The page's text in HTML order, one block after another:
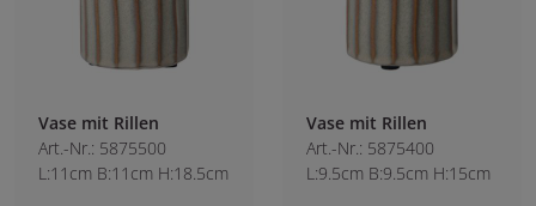
Vase mit Rillen
Art.-Nr.: 5875500
L:11cm B:11cm H:18.5cm
Vase mit Rillen
Art.-Nr.: 5875400
L:9.5cm B:9.5cm H:15cm